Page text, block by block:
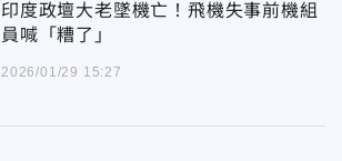
印度政壇大老墜機亡！飛機失事前機組
員喊「糟了」
2026/01/29 15:27